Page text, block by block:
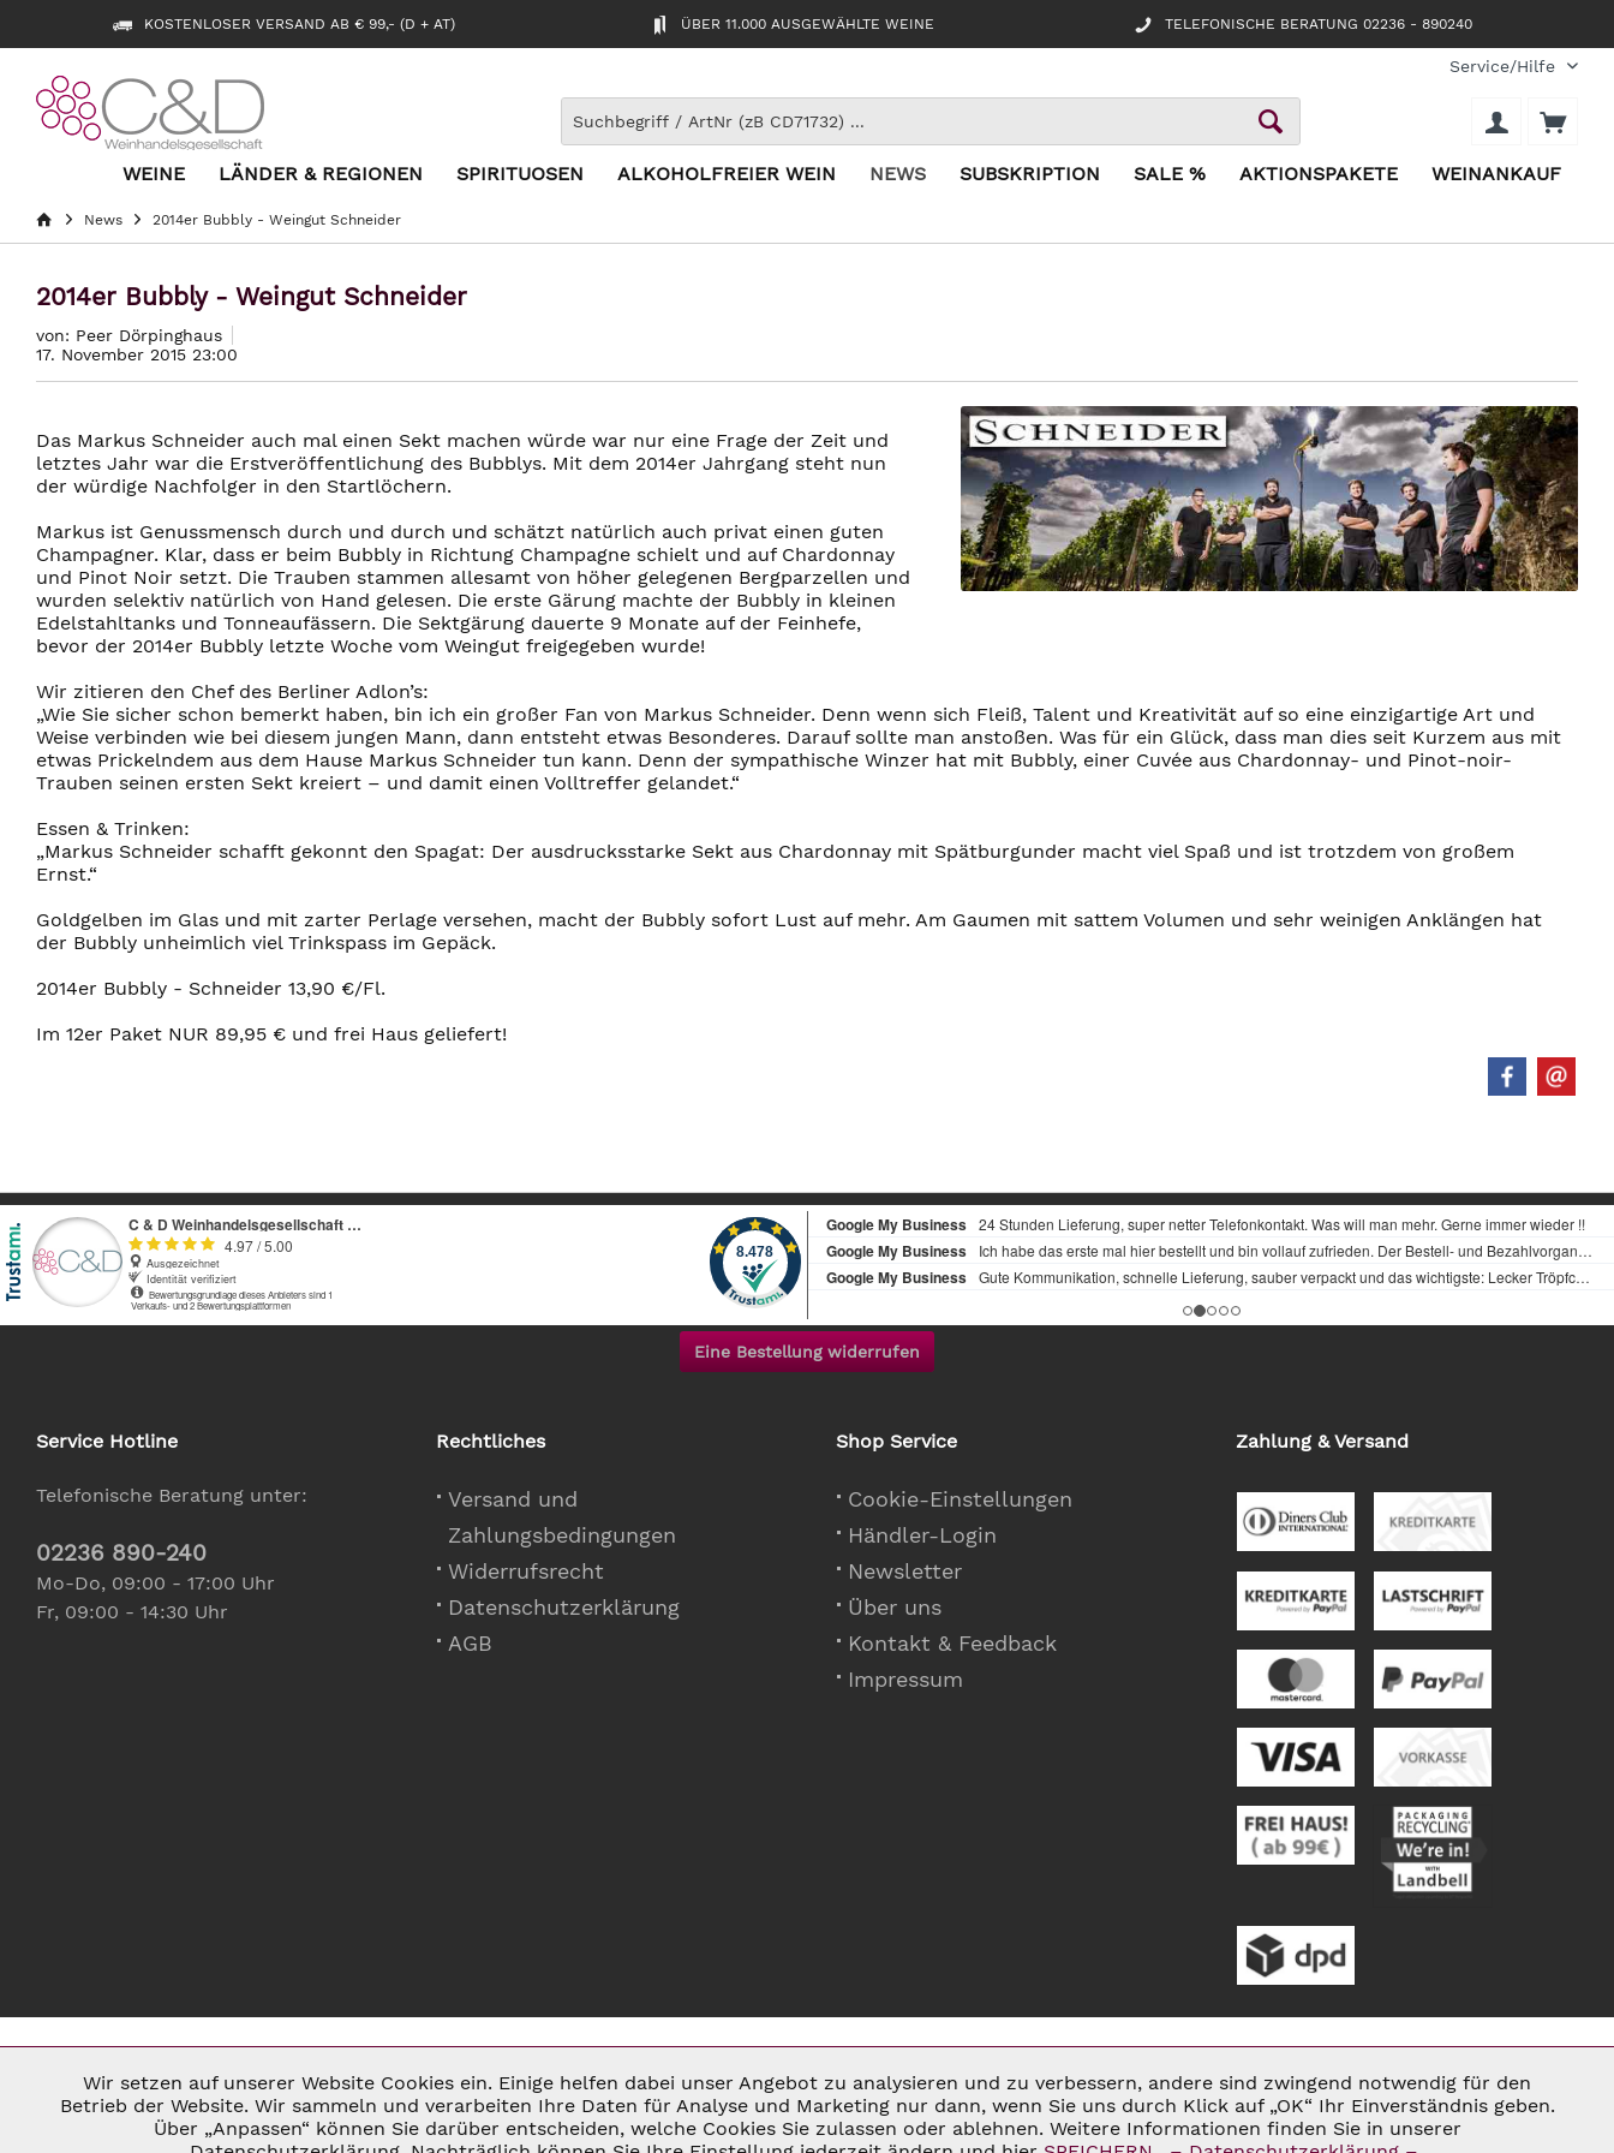
KOSTENLOSER VERSAND AB € 99,- (D + AT) ÜBER 11.000 AUSGEWÄHLTE WEINE TELEFONISCHE BERATUNG 02236 - 890240
Service/Hilfe
WEINE LÄNDER & REGIONEN SPIRITUOSEN ALKOHOLFREIER WEIN NEWS SUBSKRIPTION SALE % AKTIONSPAKETE WEINANKAUF
News 2014er Bubbly - Weingut Schneider
2014er Bubbly - Weingut Schneider
von: Peer Dörpinghaus
17. November 2015 23:00
Das Markus Schneider auch mal einen Sekt machen würde war nur eine Frage der Zeit und
letztes Jahr war die Erstveröffentlichung des Bubblys. Mit dem 2014er Jahrgang steht nun
der würdige Nachfolger in den Startlöchern.
Markus ist Genussmensch durch und durch und schätzt natürlich auch privat einen guten
Champagner. Klar, dass er beim Bubbly in Richtung Champagne schielt und auf Chardonnay
und Pinot Noir setzt. Die Trauben stammen allesamt von höher gelegenen Bergparzellen und
wurden selektiv natürlich von Hand gelesen. Die erste Gärung machte der Bubbly in kleinen
Edelstahltanks und Tonneaufässern. Die Sektgärung dauerte 9 Monate auf der Feinhefe,
bevor der 2014er Bubbly letzte Woche vom Weingut freigegeben wurde!
Wir zitieren den Chef des Berliner Adlon’s:
„Wie Sie sicher schon bemerkt haben, bin ich ein großer Fan von Markus Schneider. Denn wenn sich Fleiß, Talent und Kreativität auf so eine einzigartige Art und
Weise verbinden wie bei diesem jungen Mann, dann entsteht etwas Besonderes. Darauf sollte man anstoßen. Was für ein Glück, dass man dies seit Kurzem aus mit
etwas Prickelndem aus dem Hause Markus Schneider tun kann. Denn der sympathische Winzer hat mit Bubbly, einer Cuvée aus Chardonnay- und Pinot-noir-
Trauben seinen ersten Sekt kreiert – und damit einen Volltreffer gelandet.“
Essen & Trinken:
„Markus Schneider schafft gekonnt den Spagat: Der ausdrucksstarke Sekt aus Chardonnay mit Spätburgunder macht viel Spaß und ist trotzdem von großem
Ernst.“
Goldgelben im Glas und mit zarter Perlage versehen, macht der Bubbly sofort Lust auf mehr. Am Gaumen mit sattem Volumen und sehr weinigen Anklängen hat
der Bubbly unheimlich viel Trinkspass im Gepäck.
2014er Bubbly - Schneider 13,90 €/Fl.
Im 12er Paket NUR 89,95 € und frei Haus geliefert!
Eine Bestellung widerrufen
Service Hotline
Telefonische Beratung unter:
02236 890-240
Mo-Do, 09:00 - 17:00 Uhr
Fr, 09:00 - 14:30 Uhr
Rechtliches
Versand und
Zahlungsbedingungen
Widerrufsrecht
Datenschutzerklärung
AGB
Shop Service
Cookie-Einstellungen
Händler-Login
Newsletter
Über uns
Kontakt & Feedback
Impressum
Zahlung & Versand
* ALLE PREISE INKL. GESETZL. UMSATZSTEUER ZZGL. VERSANDKOSTEN UND GGF. NACHNAHMEGEBÜHREN, WENN NICHT ANDERS BESCHRIEBEN
Notwendig Aktiv
Wir setzen auf unserer Website Cookies ein. Einige helfen dabei unser Angebot zu analysieren und zu verbessern, andere sind zwingend notwendig für den
Betrieb der Website. Wir sammeln und verarbeiten Ihre Daten für Analyse und Marketing nur dann, wenn Sie uns durch Klick auf „OK“ Ihr Einverständnis geben.
Über „Anpassen“ können Sie darüber entscheiden, welche Cookies Sie zulassen oder ablehnen. Weitere Informationen finden Sie in unserer